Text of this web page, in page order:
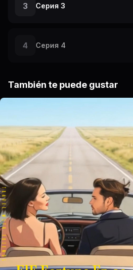
3 Серия 3
4 Серия 4
También te puede gustar